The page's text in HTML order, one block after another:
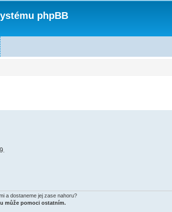
phpBB
a dostaneme jej zase nahoru?
může pomoci ostatním.